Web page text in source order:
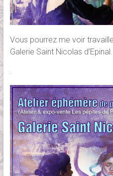
Vous pourrez me voir
Galerie Saint Nicolas d’Epinal.
.